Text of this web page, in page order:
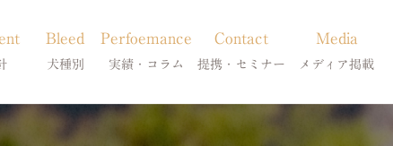
Bleed
犬種別
の皮膚病
Perfoemance
実績・コラム
犬種別
Contact
提携・セミナー
診療提携・セミナー開催
Media
メディア掲載
メディア掲載